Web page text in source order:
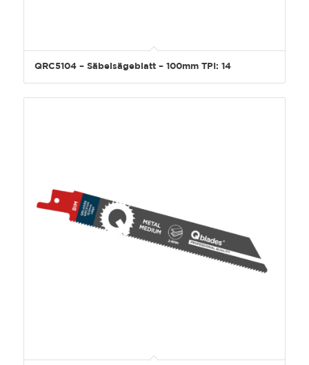
QRC5104 – Säbelsägeblatt – 100mm TPI: 14